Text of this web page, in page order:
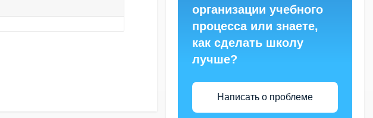
организации учебного
процесса или знаете,
как сделать школу
лучше?
Написать о проблеме